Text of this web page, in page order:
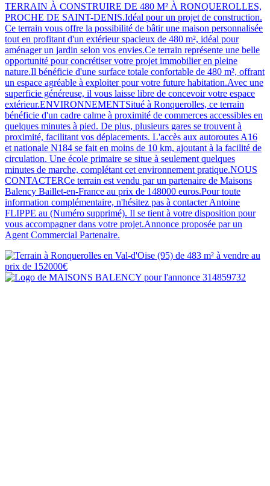
TERRAIN À CONSTRUIRE DE 480 M² À RONQUEROLLES,
PROCHE DE SAINT-DENIS.Idéal pour un projet de construction.
Ce terrain vous offre la possibilité de bâtir une maison personnalisée
tout en profitant d'un extérieur spacieux de 480 m², idéal pour
aménager un jardin selon vos envies.Ce terrain représente une belle
opportunité pour concrétiser votre projet immobilier en pleine
nature.Il bénéficie d'une surface totale confortable de 480 m², offrant
un espace agréable à exploiter pour votre future habitation.Avec une
superficie généreuse, il vous laisse libre de concevoir votre espace
extérieur.ENVIRONNEMENTSitué à Ronquerolles, ce terrain
bénéficie d'un cadre calme à proximité de commerces accessibles en
quelques minutes à pied. De plus, plusieurs gares se trouvent à
proximité, facilitant vos déplacements. L'accès aux autoroutes A16
et nationale N184 se fait en moins de 10 km, ajoutant à la facilité de
circulation. Une école primaire se situe à seulement quelques
minutes de marche, complétant cet environnement pratique.NOUS
CONTACTERCe terrain est vendu par un partenaire de Maisons
Balency Baillet-en-France au prix de 148000 euros.Pour toute
information complémentaire, n'hésitez pas à contacter Antoine
FLIPPE au (Numéro supprimé). Il se tient à votre disposition pour
vous accompagner dans votre projet.Annonce proposée par un
Agent Commercial Partenaire.